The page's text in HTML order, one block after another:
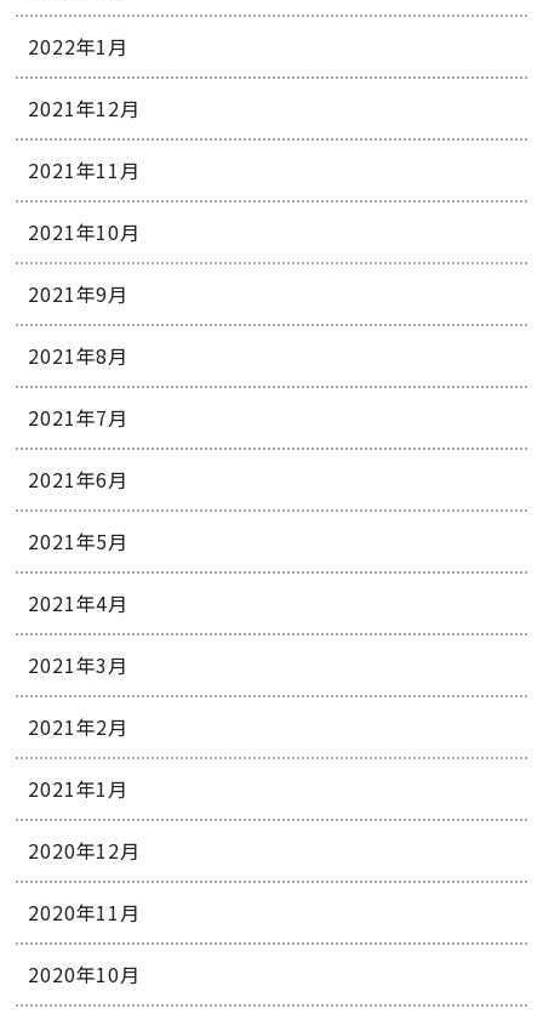
2022年1月
2021年12月
2021年11月
2021年10月
2021年9月
2021年8月
2021年7月
2021年6月
2021年5月
2021年4月
2021年3月
2021年2月
2021年1月
2020年12月
2020年11月
2020年10月